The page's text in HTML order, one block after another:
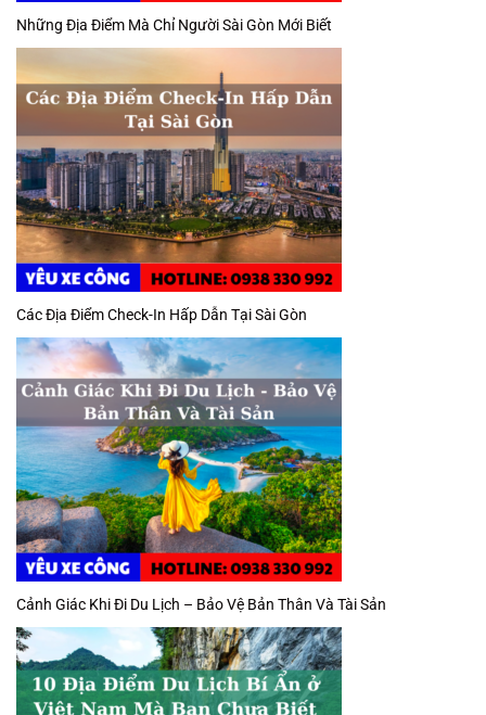
Những Địa Điểm Mà Chỉ Người Sài Gòn Mới Biết
Các Địa Điểm Check-In Hấp Dẫn Tại Sài Gòn
Cảnh Giác Khi Đi Du Lịch – Bảo Vệ Bản Thân Và Tài Sản